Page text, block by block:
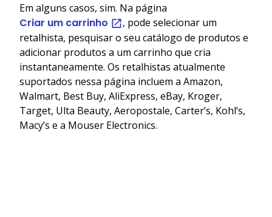
Em alguns casos, sim. Na página
Criar um carrinho
, pode selecionar um
retalhista, pesquisar o seu catálogo de produtos e
adicionar produtos a um carrinho que cria
instantaneamente. Os retalhistas atualmente
suportados nessa página incluem a Amazon,
Walmart, Best Buy, AliExpress, eBay, Kroger,
Target, Ulta Beauty, Aeropostale, Carter’s, Kohl’s,
Macy’s e a Mouser Electronics.